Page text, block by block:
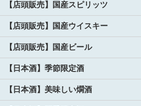
【店頭販売】国産スピリッツ
【店頭販売】国産ウイスキー
【店頭販売】国産ビール
【日本酒】季節限定酒
【日本酒】美味しい燗酒